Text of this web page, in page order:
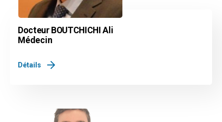
Docteur BOUTCHICHI Ali
Médecin
Détails